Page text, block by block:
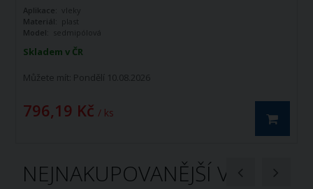
Skladem v ČR
Můžete mít: Pondělí 10.08.2026
796,19 Kč / ks
Aplikace:
vleky
Materiál: plast
Model:
sedmipólová
NEJNAKUPOVANĚJŠÍ V